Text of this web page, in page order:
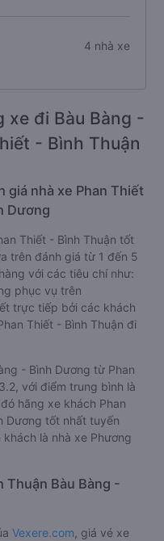
4 nhà xe
xe đi Bàu Bàng -
- Bình Thuận
giá nhà xe Phan Thiết
Dương
Thiết - Bình Thuận tốt
trên đánh giá từ 1 đến 5
với các tiêu chí như:
phục vụ trên
trực tiếp bởi các khách
Thiết - Bình Thuận đi
- Bình Dương từ Phan
với điểm trung bình là
hãng xe khách Phan
Dương tốt nhất tuyến
là nhà xe Phương
Thuận Bàu Bàng -
Vexere.com , giá vé xe